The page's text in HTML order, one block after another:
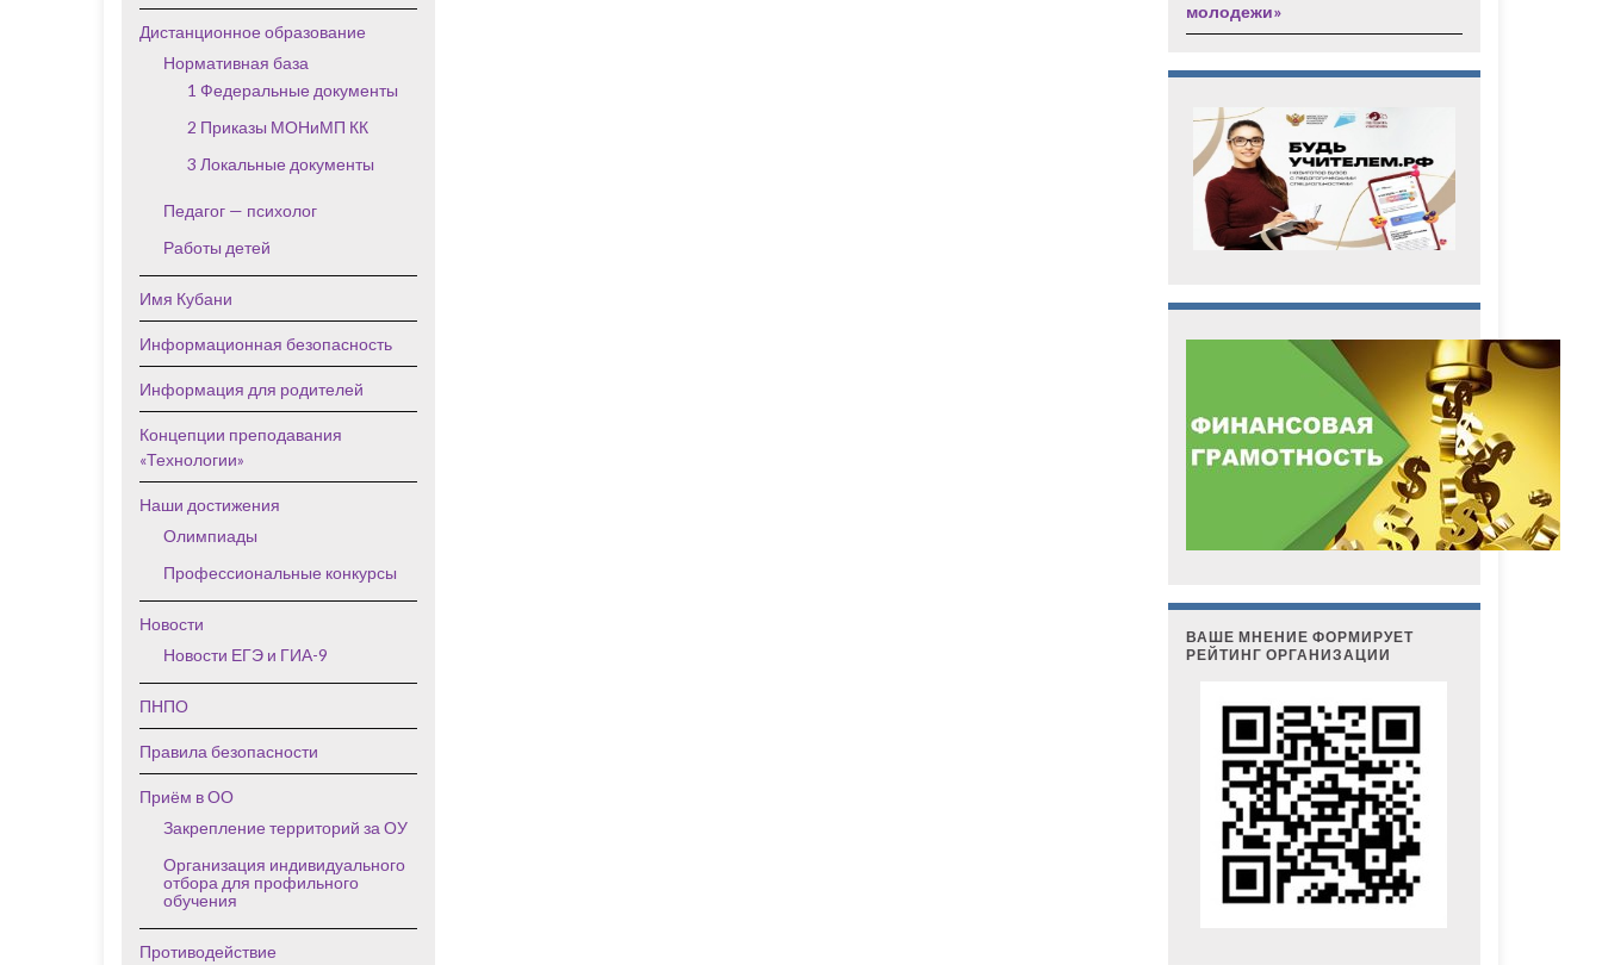
Дистанционное образование
Нормативная база
1 Федеральные документы
2 Приказы МОНиМП КК
3 Локальные документы
Педагог — психолог
Работы детей
Имя Кубани
Информационная безопасность
Информация для родителей
Концепции преподавания
«Технологии»
Наши достижения
Олимпиады
Профессиональные конкурсы
Новости
Новости ЕГЭ и ГИА-9
ПНПО
Правила безопасности
Приём в ОО
Закрепление территорий за ОУ
Организация индивидуального
отбора для профильного
обучения
Противодействие
молодежи»
ВАШЕ МНЕНИЕ ФОРМИРУЕТ
РЕЙТИНГ ОРГАНИЗАЦИИ